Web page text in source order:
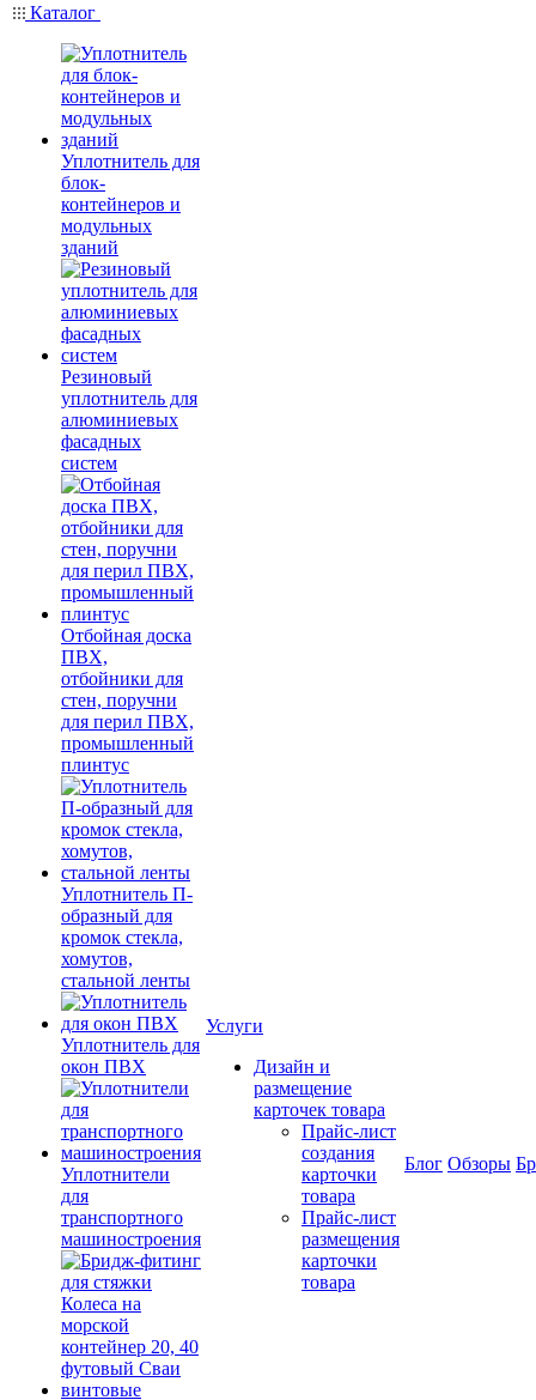
Каталог
Уплотнитель для
блок-
контейнеров и
модульных
зданий
Резиновый
уплотнитель для
алюминиевых
фасадных
систем
Отбойная доска
ПВХ,
отбойники для
стен, поручни
для перил ПВХ,
промышленный
плинтус
Уплотнитель П-
образный для
кромок стекла,
хомутов,
стальной ленты
Уплотнитель для
окон ПВХ
Уплотнители
для
транспортного
машиностроения
Услуги
Дизайн и
размещение
карточек товара
Прайс-лист
создания
карточки
товара
Прайс-лист
размещения
карточки
товара
Блог Обзоры